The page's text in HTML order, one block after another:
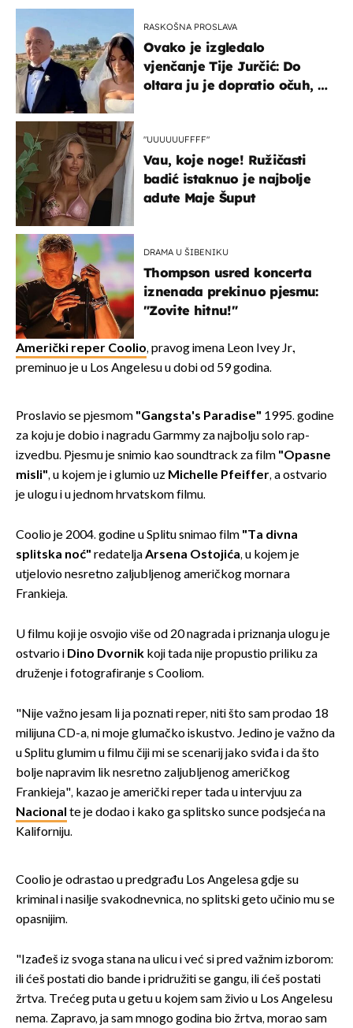
RASKOŠNA PROSLAVA
Ovako je izgledalo
vjenčanje Tije Jurčić: Do
oltara ju je dopratio očuh, a
"UUUUUUFFFF"
Vau, koje noge! Ružičasti
badić istaknuo je najbolje
adute Maje Šuput
DRAMA U ŠIBENIKU
Thompson usred koncerta
iznenada prekinuo pjesmu:
"Zovite hitnu!"
Američki reper Coolio, pravog imena Leon Ivey Jr.,
preminuo je u Los Angelesu u dobi od 59 godina.
Proslavio se pjesmom "Gangsta's Paradise" 1995. godine
za koju je dobio i nagradu Garmmy za najbolju solo rap-
izvedbu. Pjesmu je snimio kao soundtrack za film "Opasne
misli", u kojem je i glumio uz Michelle Pfeiffer, a ostvario
je ulogu i u jednom hrvatskom filmu.
Coolio je 2004. godine u Splitu snimao film "Ta divna
splitska noć" redateljaArsena Ostojića, u kojem je
utjelovio nesretno zaljubljenog američkog mornara
Frankieja.
U filmu koji je osvojio više od 20 nagrada i priznanja ulogu je
ostvario i Dino Dvornik koji tada nije propustio priliku za
druženje i fotografiranje s Cooliom.
"Nije važno jesam li ja poznati reper, niti što sam prodao 18
milijuna CD-a, ni moje glumačko iskustvo. Jedino je važno da
u Splitu glumim u filmu čiji mi se scenarij jako sviđa i da što
bolje napravim lik nesretno zaljubljenog američkog
Frankieja", kazao je američki reper tada u intervjuu za
Nacional te je dodao i kako ga splitsko sunce podsjeća na
Kaliforniju.
Coolio je odrastao u predgrađu Los Angelesa gdje su
kriminal i nasilje svakodnevnica, no splitski geto učinio mu se
opasnijim.
"Izađeš iz svoga stana na ulicu i već si pred važnim izborom:
ili ćeš postati dio bande i pridružiti se gangu, ili ćeš postati
žrtva. Trećeg puta u getu u kojem sam živio u Los Angelesu
nema. Zapravo, ja sam mnogo godina bio žrtva, morao sam